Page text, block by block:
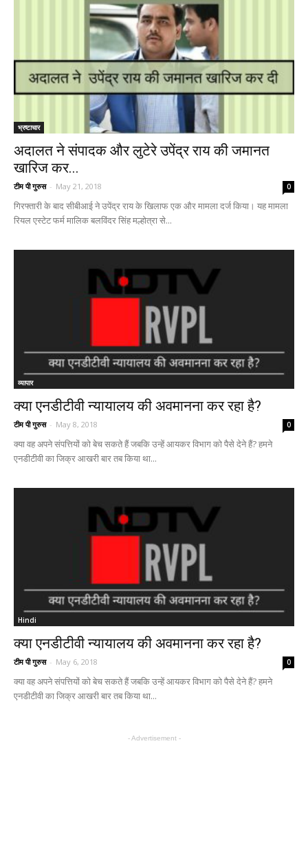
भ्रष्टाचार
अदालत ने संपादक और लुटेरे उपेंद्र राय की जमानत
खारिज कर...
टीम पी गुरुस - May 21, 2018 0
गिरफ्तारी के बाद सीबीआई ने उपेंद्र राय के खिलाफ एक और मामला दर्ज किया। यह मामला
रियल एस्टेट फर्म मालिक बलविंदर सिंह मल्होत्रा से...
व्यापार
क्या एनडीटीवी न्यायालय की अवमानना कर रहा है?
टीम पी गुरुस - May 8, 2018 0
क्या वह अपने संपत्तियों को बेच सकते हैं जबकि उन्हें आयकर विभाग को पैसे देने हैं? हमने
एनडीटीवी का जिक्र आखरी बार तब किया था...
Hindi
क्या एनडीटीवी न्यायालय की अवमानना कर रहा है?
टीम पी गुरुस - May 6, 2018 0
क्या वह अपने संपत्तियों को बेच सकते हैं जबकि उन्हें आयकर विभाग को पैसे देने हैं? हमने
एनडीटीवी का जिक्र आखरी बार तब किया था...
- Advertisement -